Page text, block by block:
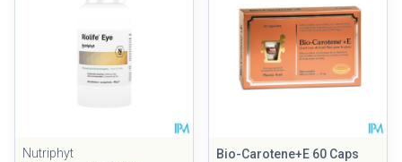
Nutriphyt
Bio-Carotene+E 60 Caps